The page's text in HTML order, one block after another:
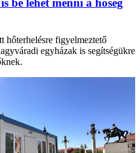
be lehet menni a hőség
hőterhelésre figyelmeztető
egyházak is segítségükre